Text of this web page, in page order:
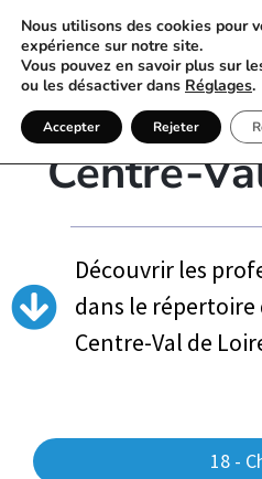
Annuaire
Centre-
Découvrir les
dans le répertoire
Centre-Val de
18 -
Nous utilisons des cookies pour
expérience sur notre site.
Vous pouvez en savoir plus sur
ou les désactiver dans Réglages.
Accepter Rejeter